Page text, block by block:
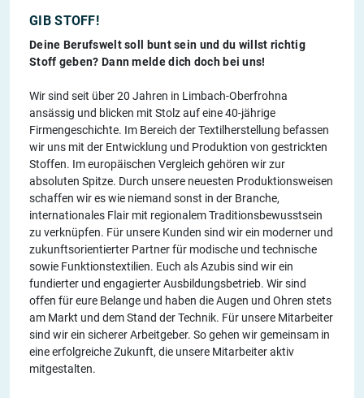
GIB STOFF!
Deine Berufswelt soll bunt sein und du willst richtig
Stoff geben? Dann melde dich doch bei uns!
Wir sind seit über 20 Jahren in Limbach-Oberfrohna
ansässig und blicken mit Stolz auf eine 40-jährige
Firmengeschichte. Im Bereich der Textilherstellung befassen
wir uns mit der Entwicklung und Produktion von gestrickten
Stoffen. Im europäischen Vergleich gehören wir zur
absoluten Spitze. Durch unsere neuesten Produktionsweisen
schaffen wir es wie niemand sonst in der Branche,
internationales Flair mit regionalem Traditionsbewusstsein
zu verknüpfen. Für unsere Kunden sind wir ein moderner und
zukunftsorientierter Partner für modische und technische
sowie Funktionstextilien. Euch als Azubis sind wir ein
fundierter und engagierter Ausbildungsbetrieb. Wir sind
offen für eure Belange und haben die Augen und Ohren stets
am Markt und dem Stand der Technik. Für unsere Mitarbeiter
sind wir ein sicherer Arbeitgeber. So gehen wir gemeinsam in
eine erfolgreiche Zukunft, die unsere Mitarbeiter aktiv
mitgestalten.